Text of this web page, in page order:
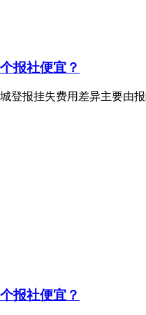
报社便宜？
登报挂失费用差异主要由
报社便宜？